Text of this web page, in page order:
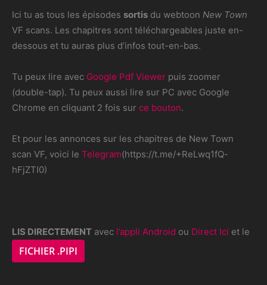
Ici tu as tous les épisodes sortis du webtoon New Town
VF scans. Les chapitres sont téléchargeables juste en-
dessous et tu auras plus d’infos tout-en-bas.
Tu peux lire avec Google Pdf Viewer puis zoomer
(double-tap). Tu peux aussi lire sur PC avec Google
Chrome en cliquant 2 fois sur ce bouton.
Et pour les annonces sur les chapitres de New Town
scan VF, voici le Telegram(https://t.me/+ReLwq1fQ-
hFjZTI0)
LIS DIRECTEMENT avec l’appli Android ou Direct Ici et le
FICHIER .PIPI